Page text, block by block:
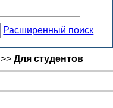
Расширенный поиск
>> Для студентов